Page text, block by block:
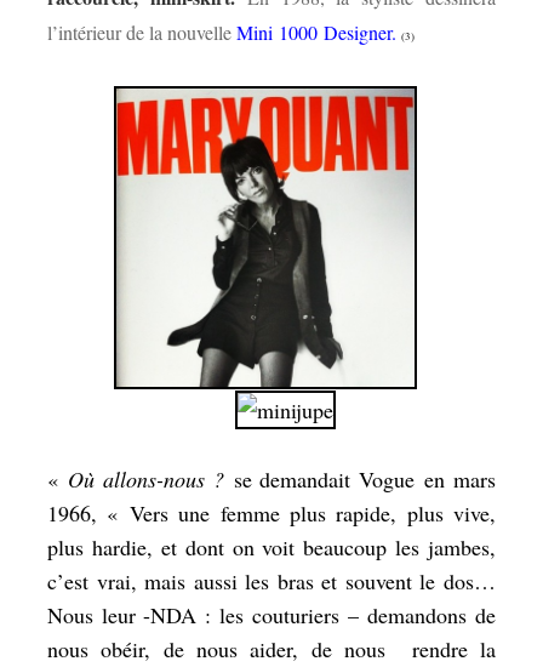
l’intérieur de la nouvelleMini 1000 Designer. (3)
« Où allons-nous ?se demandait Vogue en mars
1966, « Vers une femme plus rapide, plus vive,
plus hardie, et dont on voit beaucoup les jambes,
c’est vrai, mais aussi les bras et souvent le dos…
Nous leur -NDA : les couturiers –demandons de
nous obéir, de nous aider, de nous rendre la